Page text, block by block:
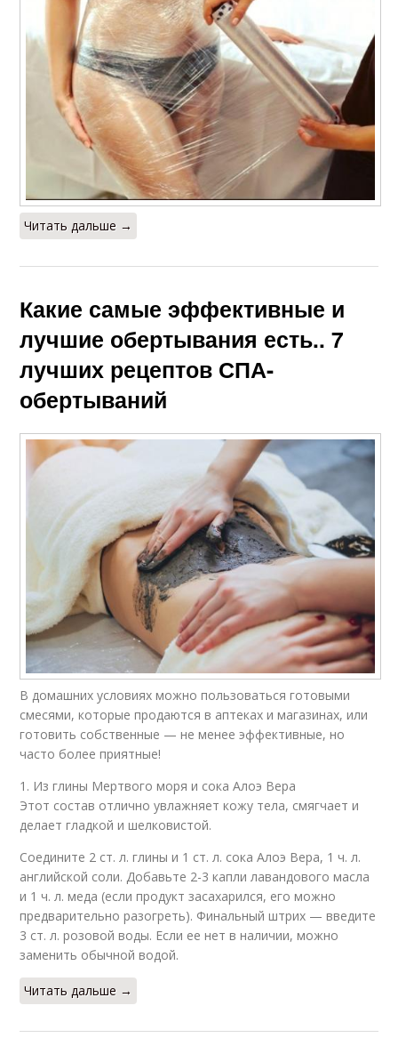
Читать дальше →
Какие самые эффективные и
лучшие обертывания есть.. 7
лучших рецептов СПА-
обертываний
В домашних условиях можно пользоваться готовыми
смесями, которые продаются в аптеках и магазинах, или
готовить собственные — не менее эффективные, но
часто более приятные!
1. Из глины Мертвого моря и сока Алоэ Вера
Этот состав отлично увлажняет кожу тела, смягчает и
делает гладкой и шелковистой.
Соедините 2 ст. л. глины и 1 ст. л. сока Алоэ Вера, 1 ч. л.
английской соли. Добавьте 2-3 капли лавандового масла
и 1 ч. л. меда (если продукт засахарился, его можно
предварительно разогреть). Финальный штрих — введите
3 ст. л. розовой воды. Если ее нет в наличии, можно
заменить обычной водой.
Читать дальше →